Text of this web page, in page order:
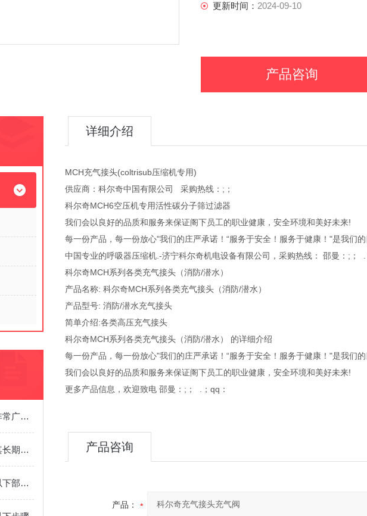
更新时间： 2024-09-10
产品咨询
便携式空压机的应用范围是非常广泛的
便携式空压机的保养是确保其长期稳定运行的关键
便携式空压机的结构主要由以下部件组成
详细介绍
MCH充气接头(coltrisub压缩机专用)
供应商：科尔奇中国有限公司 采购热线：;；
科尔奇MCH6空压机专用活性碳分子筛过滤器
我们会以良好的品质和服务来保证阁下员工的职业健康，安全环境和美好未来!
每一份产品，每一份放心"我们的庄严承诺！“服务于安全！服务于健康！"是我们
中国专业的呼吸器压缩机.-济宁科尔奇机电设备有限公司，采购热线： 邵曼：;； .
科尔奇MCH系列各类充气接头（消防/潜水）
产品名称: 科尔奇MCH系列各类充气接头（消防/潜水）
产品型号: 消防/潜水充气接头
简单介绍:各类高压充气接头
科尔奇MCH系列各类充气接头（消防/潜水） 的详细介绍
每一份产品，每一份放心"我们的庄严承诺！“服务于安全！服务于健康！"是我们
我们会以良好的品质和服务来保证阁下员工的职业健康，安全环境和美好未来!
更多产品信息，欢迎致电 邵曼：;； .；qq：
产品咨询
产品：